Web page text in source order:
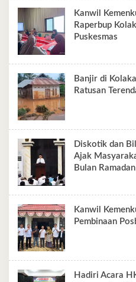
Kanwil
Raperbup
Puskesmas
Banjir di
Ratusan
Diskotik dan
Ajak
Bulan Ramadan
Kanwil
Pembinaan
Hadiri Acara